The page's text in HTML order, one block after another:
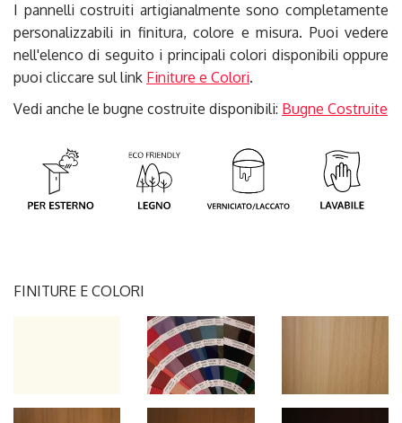
I pannelli costruiti artigianalmente sono completamente
personalizzabili in finitura, colore e misura. Puoi vedere
nell'elenco di seguito i principali colori disponibili oppure
puoi cliccare sul link Finiture e Colori.
Vedi anche le bugne costruite disponibili: Bugne Costruite
FINITURE E COLORI